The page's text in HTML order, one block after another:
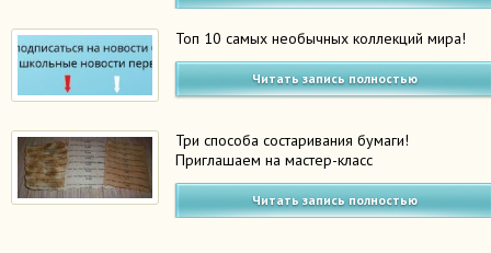
Топ 10 самых необычных коллекций мира!
Читать запись полностью
Три способа состаривания бумаги!
Приглашаем на мастер-класс
Читать запись полностью